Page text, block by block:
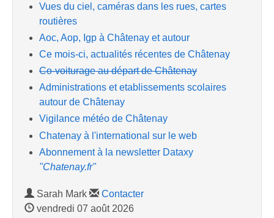
Vues du ciel, caméras dans les rues, cartes
routières
Aoc, Aop, Igp à Châtenay et autour
Ce mois-ci, actualités récentes de Châtenay
Co-voiturage au départ de Châtenay
Administrations et etablissements scolaires
autour de Châtenay
Vigilance météo de Châtenay
Chatenay à l'international sur le web
Abonnement à la newsletter Dataxy
"Chatenay.fr"
Sarah Mark
Contacter
vendredi 07 août 2026